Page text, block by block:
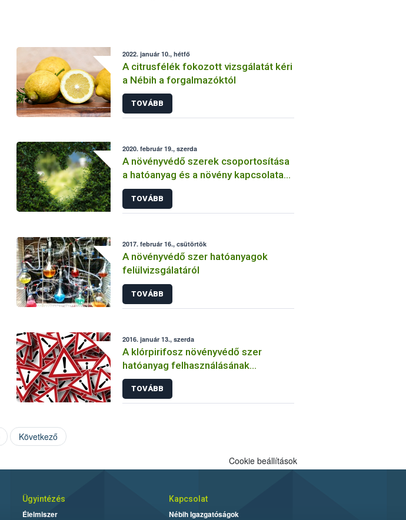
2022. január 10., hétfő
A citrusfélék fokozott vizsgálatát kéri
a Nébih a forgalmazóktól
TOVÁBB
2020. február 19., szerda
A növényvédő szerek csoportosítása
a hatóanyag és a növény kapcsolata
szerint
TOVÁBB
2017. február 16., csütörtök
A növényvédő szer hatóanyagok
felülvizsgálatáról
TOVÁBB
2016. január 13., szerda
A klórpirifosz növényvédő szer
hatóanyag felhasználásának
korlátozása
TOVÁBB
Következő
Cookie beállítások
Ügyintézés
Élelmiszer
Kapcsolat
Nébih Igazgatóságok